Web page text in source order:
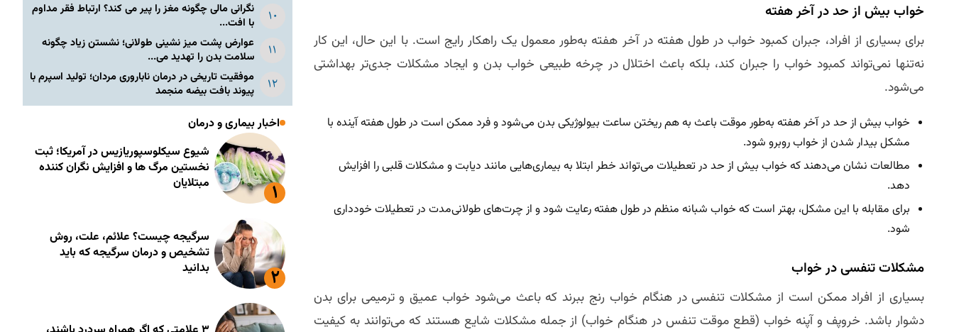
خواب بیش از حد در آخر هفته
برای بسیاری از افراد، جبران کمبود خواب در طول هفته در آخر هفته به‌طور معمول یک راهکار رایج است. با این حال، این کار
نه‌تنها نمی‌تواند کمبود خواب را جبران کند، بلکه باعث اختلال در چرخه طبیعی خواب بدن و ایجاد مشکلات جدی‌تر بهداشتی
می‌شود.
خواب بیش از حد در آخر هفته به‌طور موقت باعث به هم ریختن ساعت بیولوژیکی بدن می‌شود و فرد ممکن است در طول هفته آینده با
مشکل بیدار شدن از خواب روبرو شود.
مطالعات نشان می‌دهند که خواب بیش از حد در تعطیلات می‌تواند خطر ابتلا به بیماری‌هایی مانند دیابت و مشکلات قلبی را افزایش
دهد.
برای مقابله با این مشکل، بهتر است که خواب شبانه منظم در طول هفته رعایت شود و از چرت‌های طولانی‌مدت در تعطیلات خودداری
شود.
مشکلات تنفسی در خواب
بسیاری از افراد ممکن است از مشکلات تنفسی در هنگام خواب رنج ببرند که باعث می‌شود خواب عمیق و ترمیمی برای بدن
دشوار باشد. خروپف و آپنه خواب (قطع موقت تنفس در هنگام خواب) از جمله مشکلات شایع هستند که می‌توانند به کیفیت
نگرانی مالی چگونه مغز را پیر می کند؟ ارتباط فقر مداوم
با افت...
عوارض پشت میز نشینی طولانی؛ نشستن زیاد چگونه
سلامت بدن را تهدید می...
موفقیت تاریخی در درمان ناباروری مردان؛ تولید اسپرم با
پیوند بافت بیضه منجمد
اخبار بیماری و درمان
شیوع سیکلوسپوریازیس در آمریکا؛ ثبت
نخستین مرگ ها و افزایش نگران کننده
مبتلایان
سرگیجه چیست؟ علائم، علت، روش
تشخیص و درمان سرگیجه که باید
بدانید